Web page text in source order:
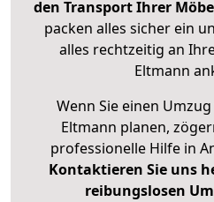
den Transport Ihrer
packen alles sicher ein
alles rechtzeitig an
Eltmann
Wenn Sie einen
Eltmann planen,
professionelle Hilfe in
Kontaktieren Sie uns
reibungslosen